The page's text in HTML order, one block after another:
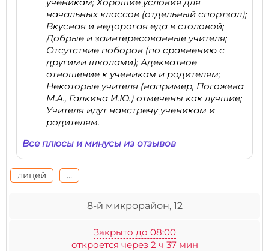
начальных классов (отдельный спортзал);
Вкусная и недорогая еда в столовой;
Добрые и заинтересованные учителя;
Отсутствие поборов (по сравнению с
другими школами); Адекватное
отношение к ученикам и родителям;
Некоторые учителя (например, Погожева
М.А., Галкина И.Ю.) отмечены как лучшие;
Учителя идут навстречу ученикам и
родителям.
Все плюсы и минусы из отзывов
лицей ...
8-й микрорайон, 12
Закрыто до 08:00
откроется через 2 ч 37 мин